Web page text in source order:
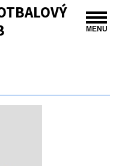
MENU